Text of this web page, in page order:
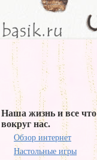
Наша жизнь и все что
вокруг нас.
Обзор интернет
Настольные игры